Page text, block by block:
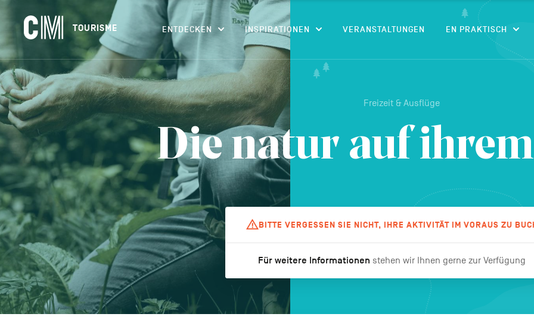
CM
Tourisme
TOURISME
Navigation
principale
ENTDECKEN INSPIRATIONEN VERANSTALTUNGEN EN PRAKTISCH
Suchen
nach
einer
Aktivität,
Unterkunft…
Freizeit & Ausflüge
Die natur auf
BITTE VERGESSEN SIE NICHT, IHRE AKTIVITÄT IM VORAUS ZU
Für weitere Informationen stehen wir Ihnen gerne zur Verfügung